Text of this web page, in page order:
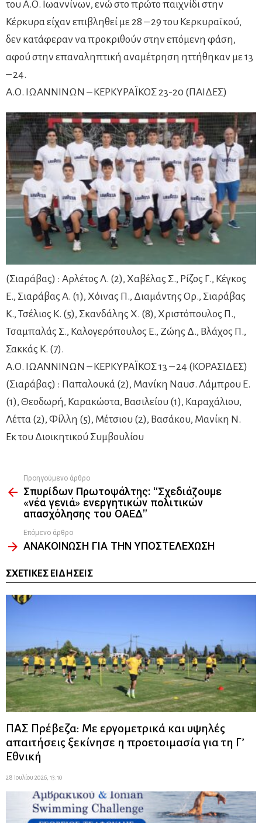
του Α.Ο. Ιωαννίνων, ενώ στο πρώτο παιχνίδι στην
Κέρκυρα είχαν επιβληθεί με 28 – 29 του Κερκυραϊκού,
δεν κατάφεραν να προκριθούν στην επόμενη φάση,
αφού στην επαναληπτική αναμέτρηση ηττήθηκαν με 13
– 24.
Α.Ο. ΙΩΑΝΝΙΝΩΝ – ΚΕΡΚΥΡΑΪΚΟΣ 23-20 (ΠΑΙΔΕΣ)
(Σιαράβας) : Αρλέτος Λ. (2), Χαβέλας Σ., Ρίζος Γ., Κέγκος
Ε., Σιαράβας Α. (1), Χόινας Π., Διαμάντης Ορ., Σιαράβας
Κ., Τσέλιος Κ. (5), Σκανδάλης Χ. (8), Χριστόπουλος Π.,
Τσαμπαλάς Σ., Καλογερόπουλος Ε., Ζώης Δ., Βλάχος Π.,
Σακκάς Κ. (7).
Α.Ο. ΙΩΑΝΝΙΝΩΝ – ΚΕΡΚΥΡΑΪΚΟΣ 13 – 24 (ΚΟΡΑΣΙΔΕΣ)
(Σιαράβας) : Παπαλουκά (2), Μανίκη Ναυσ. Λάμπρου Ε.
(1), Θεοδωρή, Καρακώστα, Βασιλείου (1), Καραχάλιου,
Λέττα (2), Φίλλη (5), Μέτσιου (2), Βασάκου, Μανίκη Ν.
Εκ του Διοικητικού Συμβουλίου
more
Προηγούμενο άρθρο
Σπυρίδων Πρωτοψάλτης: “Σχεδιάζουμε
«νέα γενιά» ενεργητικών πολιτικών
απασχόλησης του ΟΑΕΔ”
Επόμενο άρθρο
ΑΝΑΚΟΙΝΩΣΗ ΓΙΑ ΤΗΝ ΥΠΟΣΤΕΛΕΧΩΣΗ
ΣΧΕΤΙΚΈΣ ΕΙΔΉΣΕΙΣ
ΠΑΣ Πρέβεζα: Με εργομετρικά και υψηλές
απαιτήσεις ξεκίνησε η προετοιμασία για τη Γ’
Εθνική
28 Ιουλίου 2026, 13:10